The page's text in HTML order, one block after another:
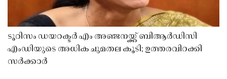
ടൂറിസം ഡയറക്ടർ എം അഞ്ജനയ്ക്ക് ബിആർഡിസി
എംഡിയുടെ അധിക ചുമതല കൂടി; ഉത്തരവിറക്കി
സർക്കാർ